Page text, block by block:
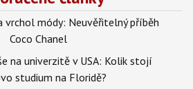
vrchol módy: Neuvěřitelný příběh
Coco Chanel
na univerzitě v USA: Kolik stojí
studium na Floridě?